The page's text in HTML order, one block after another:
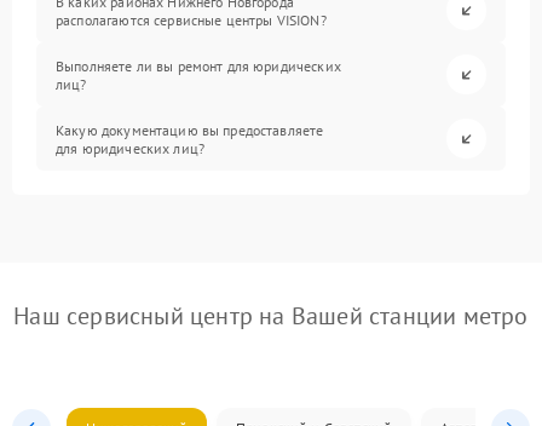
располагаются сервисные центры VISION?
Выполняете ли вы ремонт для юридических
лиц?
Какую документацию вы предоставляете
для юридических лиц?
Наш сервисный центр на Вашей станции метро